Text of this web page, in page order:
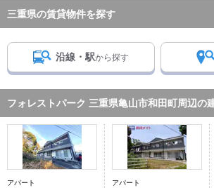
三重県の賃貸物件を探す
沿線・駅から探す
フォレストパーク 三重県亀山市和田町周辺の
アパート
アパート